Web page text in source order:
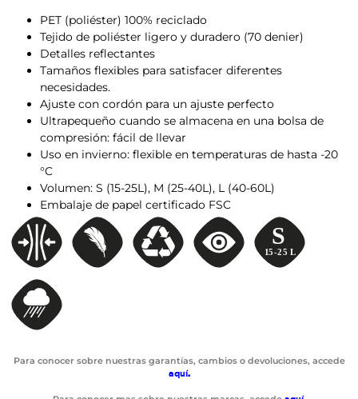
PET (poliéster) 100% reciclado
Tejido de poliéster ligero y duradero (70 denier)
Detalles reflectantes
Tamaños flexibles para satisfacer diferentes
necesidades.
Ajuste con cordón para un ajuste perfecto
Ultrapequeño cuando se almacena en una bolsa de
compresión: fácil de llevar
Uso en invierno: flexible en temperaturas de hasta -20
°C
Volumen: S (15-25L), M (25-40L), L (40-60L)
Embalaje de papel certificado FSC
Para conocer sobre nuestras garantías, cambios o devoluciones, accede
aquí.